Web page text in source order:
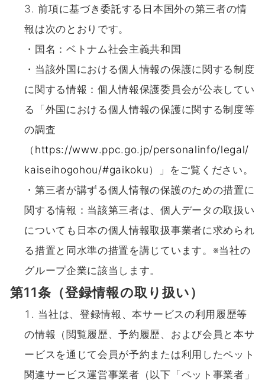
前項に基づき委託する日本国外の第三者の情
報は次のとおりです。
・国名：ベトナム社会主義共和国
・当該外国における個人情報の保護に関する制度
に関する情報：個人情報保護委員会が公表してい
る「外国における個人情報の保護に関する制度等
の調査
（https://www.ppc.go.jp/personalinfo/legal/
kaiseihogohou/#gaikoku）」をご覧ください。
・第三者が講ずる個人情報の保護のための措置に
関する情報：当該第三者は、個人データの取扱い
についても日本の個人情報取扱事業者に求められ
る措置と同水準の措置を講じています。※当社の
グループ企業に該当します。
第11条（登録情報の取り扱い）
当社は、登録情報、本サービスの利用履歴等
の情報（閲覧履歴、予約履歴、および会員と本サ
ービスを通じて会員が予約または利用したペット
関連サービス運営事業者（以下「ペット事業者」